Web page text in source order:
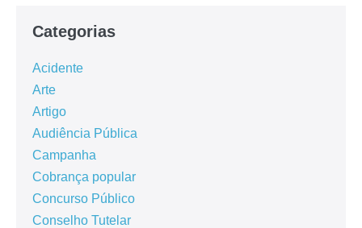
Categorias
Acidente
Arte
Artigo
Audiência Pública
Campanha
Cobrança popular
Concurso Público
Conselho Tutelar